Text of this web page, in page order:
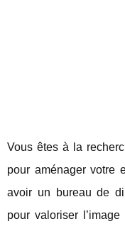
Vous êtes à la
pour aménager votre
avoir un bureau de
pour valoriser